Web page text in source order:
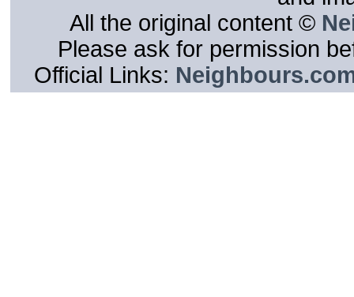
All the original content ©
Please ask for permission
Official Links: